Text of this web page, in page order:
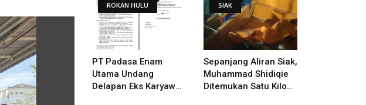
ROKAN HULU
PT Padasa Enam
Utama Undang
Delapan Eks Karyawan
SIAK
Sepanjang Aliran Siak,
Muhammad Shidiqie
Ditemukan Satu Kilo